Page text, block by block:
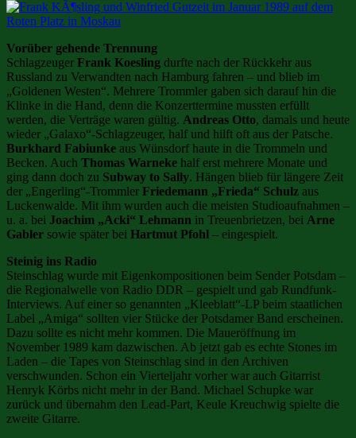
Vorüber gehende Trennung
Schlagzeuger Frank Koesling durfte nach der Rückkehr aus
Russland zu Verwandten nach Hamburg fahren – und blieb im
„Goldenen Westen“. Mehrere Trommler gaben sich darauf hin die
Klinke in die Hand, denn die Konzerttermine mussten erfüllt
werden, die Verträge waren gültig. Andreas Otto, damals und heute
wieder „Galaxo“-Schlagzeuger, half und hilft oft aus der Patsche.
Burkhard Fabiunke aus Wünsdorf haute in die Trommeln und
Becken. Auch Thomas Warneke half erst mehrere Monate und
ging dann doch zu Subway to Sally. Hängen blieb für längere Zeit
der „Engerling“-Trommler Friedemann „Frieda“ Schulz aus
Luckenwalde. Mit ihm wurden auch die meisten Studioaufnahmen –
u. a. bei Joachim „Acki“ Lehmann in Treuenbrietzen, bei Arne
Gabler sowie später bei Hartmut Pfohl – eingespielt.
Steinig ins Radio
Steinschlag wurde mit Eigenkompositionen beim Sender Potsdam –
die Regionalwelle von Radio DDR – gespielt und gab Rundfunk-
Interviews. Auf einer so genannten „Kleeblatt“-LP beim staatlichen
Label „Amiga“ sollten vier Stücke der Potsdamer Band erscheinen.
Dazu sollte es nicht mehr kommen. Die Maueröffnung im
November 1989 kam dazwischen. Ab jetzt gab es echte Stones im
Laden – die Tapes von Steinschlag sind in den Archiven
verschwunden. Schon ein Vierteljahr vorher war auch Gitarrist
Henryk Körbs nicht mehr in der Band. Michael Schupke war
zurück und übernahm den Lead-Part, Keule Kreuchwig spielte die
zweite Gitarre.